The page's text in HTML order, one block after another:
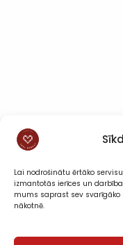
Lai nodrošinātu ērtāko
izmantotās ierīces un
mums saprast sev
nākotnē.